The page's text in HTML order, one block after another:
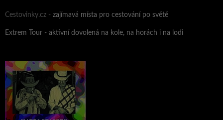
Cestovinky.cz - zajímavá místa pro cestování po světě
Extrem Tour - aktivní dovolená na kole, na horách i na lodi